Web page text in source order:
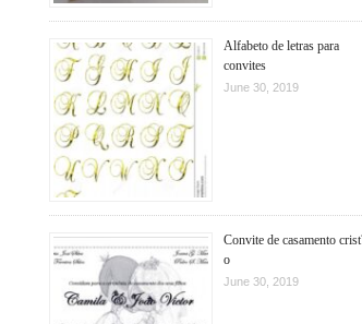
Alfabeto de letras para
convites
June 30, 2019
Convite de casamento
o
June 30, 2019